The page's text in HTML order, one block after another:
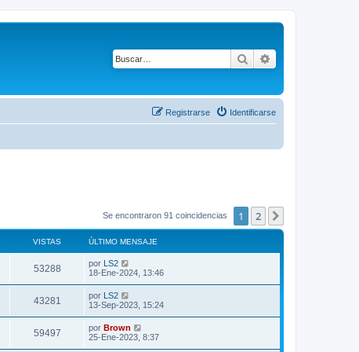
Buscar
Identificarse
Registrarse
Se encontraron 91 coincidencias 1 2
VISTAS ÚLTIMO MENSAJE
53288V
i
t
a
Ú
m
o
m
e
n
s
por LS2
18-Ene-2024, 13:46
43281
i
Ú
m
o
por LS2
13-Sep-2023, 15:24
59497V
Ú
l
por Brown
25-Ene-2023, 8:37